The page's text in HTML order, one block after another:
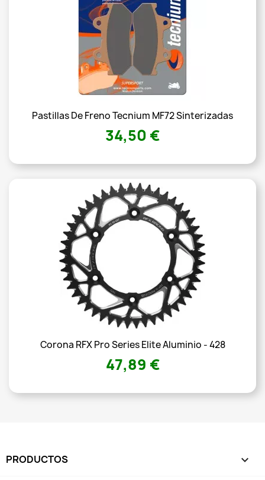
Pastillas De Freno Tecnium MF72 Sinterizadas
34,50 €
Corona RFX Pro Series Elite Aluminio - 428
47,89 €
PRODUCTOS 